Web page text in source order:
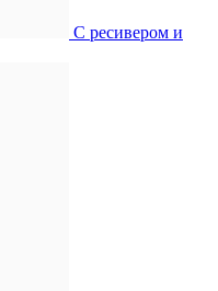
С ресивером и